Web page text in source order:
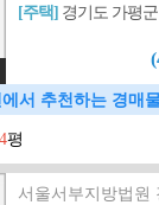
[주택] 경기도 가평
서 추천하는 경매
평
서울서부지방법원